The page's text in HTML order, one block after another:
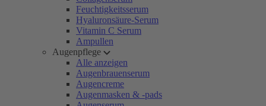
Feuchtigkeitsserum
Hyaluronsäure-Serum
Vitamin C Serum
Ampullen
Augenpflege
Alle anzeigen
Augenbrauenserum
Augencreme
Augenmasken & -pads